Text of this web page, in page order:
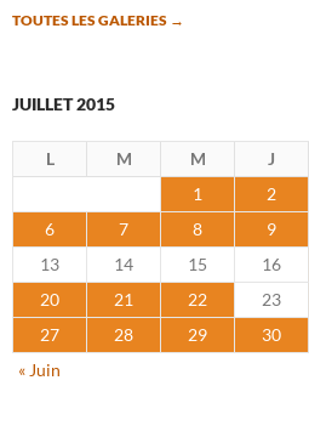
TOUTES LES GALERIES →
JUILLET 2015
L M M J
1
2
6
7 8 9
13
14 15 16
20
21 22 23
27
28 29 30
« Juin